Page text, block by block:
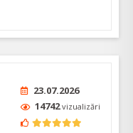
23.07.2026
14742vizualizări